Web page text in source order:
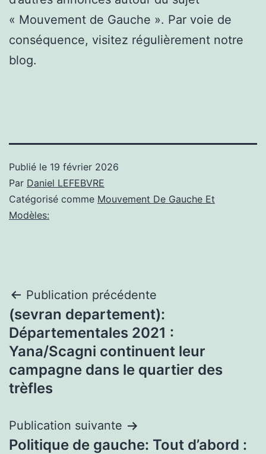
« Mouvement de Gauche ». Par voie de
conséquence, visitez régulièrement notre
blog.
Publié le 19 février 2026
Par Daniel LEFEBVRE
Catégorisé comme Mouvement De Gauche Et
Modèles:
Navigation
de
l’article
Publication précédente
(sevran departement):
Départementales 2021 :
Yana/Scagni continuent leur
campagne dans le quartier des
trèfles
Publication suivante
Politique de gauche: Tout d’abord :